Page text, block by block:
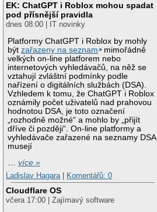
EK: ChatGPT i Roblox mohou spadat
pod přísnější pravidla
dnes 08:00 | IT novinky
Platformy ChatGPT i Roblox by mohly
býtzařazeny na seznam
mimořádně
velkých on-line platforem nebo
internetových vyhledávačů, na něž se
vztahují zvláštní podmínky podle
nařízení o digitálních službách (DSA).
Vzhledem k tomu, že ChatGPT i Roblox
oznámily počet uživatelů nad prahovou
hodnotou DSA, je toto označení
„rozhodně možné“ a mohlo by „přijít
dříve či později“. On-line platformy a
vyhledávače zařazené na seznamy DSA
musejí
…více »
Ladislav Hagara
Komentářů: 0
Cloudflare OS
včera 17:00 | Zajímavý software